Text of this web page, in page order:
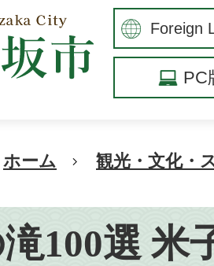
PC
ホーム 観光・文化・
滝100選 米